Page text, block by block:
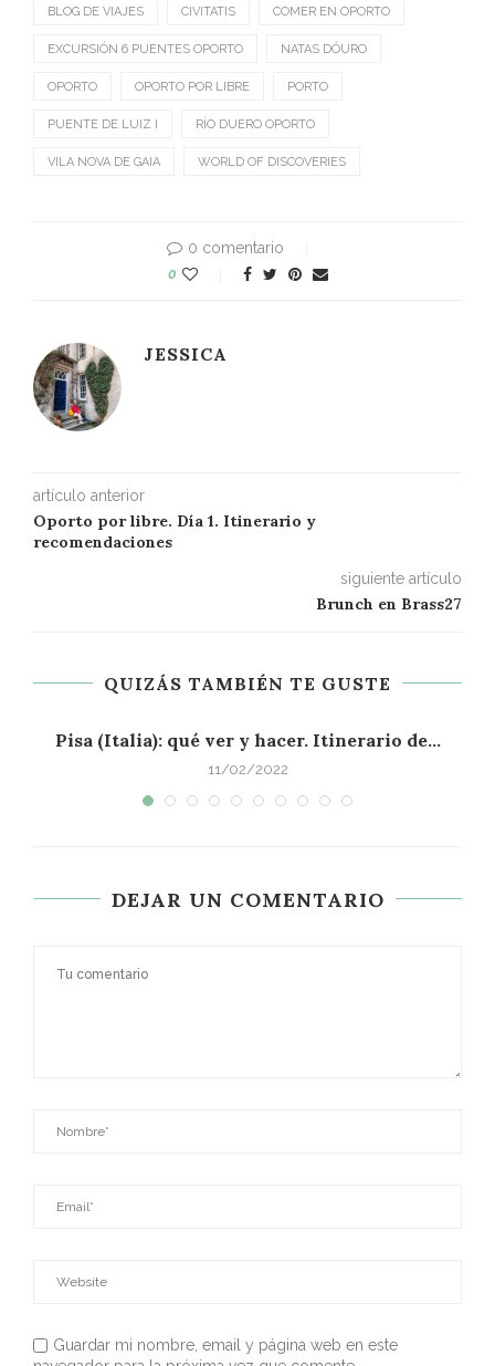
BLOG DE VIAJES CIVITATIS COMER EN OPORTO
EXCURSIÓN 6 PUENTES OPORTO NATAS DÓURO
OPORTO OPORTO POR LIBRE PORTO
PUENTE DE LUIZ I RÍO DUERO OPORTO
VILA NOVA DE GAIA WORLD OF DISCOVERIES
0 comentario
0
JESSICA
artículo anterior
Oporto por libre. Día 1. Itinerario y
recomendaciones
siguiente artículo
Brunch en Brass27
QUIZÁS TAMBIÉN TE GUSTE
Pisa (Italia): qué ver y hacer. Itinerario de...
11/02/2022
DEJAR UN COMENTARIO
Guardar mi nombre, email y página web en este